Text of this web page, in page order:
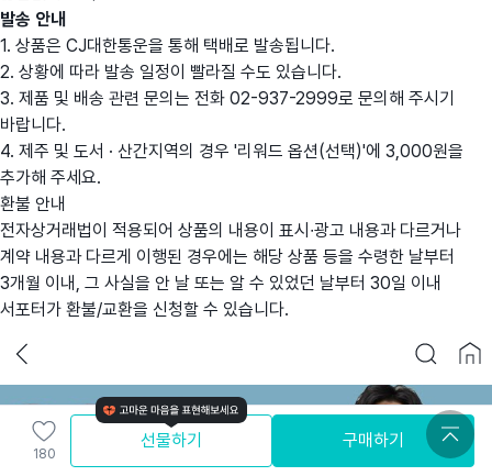
발송 안내
1. 상품은 CJ대한통운을 통해 택배로 발송됩니다.
2. 상황에 따라 발송 일정이 빨라질 수도 있습니다.
3. 제품 및 배송 관련 문의는 전화 02-937-2999로 문의해 주시기
바랍니다.
4. 제주 및 도서 · 산간지역의 경우 '리워드 옵션(선택)'에 3,000원을
추가해 주세요.
환불 안내
전자상거래법이 적용되어 상품의 내용이 표시∙광고 내용과 다르거나
계약 내용과 다르게 이행된 경우에는 해당 상품 등을 수령한 날부터
3개월 이내, 그 사실을 안 날 또는 알 수 있었던 날부터 30일 이내
서포터가 환불/교환을 신청할 수 있습니다.
180
선물하기 구매하기